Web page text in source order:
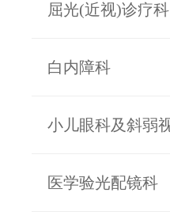
屈光(近视)诊疗科
白内障科
小儿眼科及斜弱
医学验光配镜科